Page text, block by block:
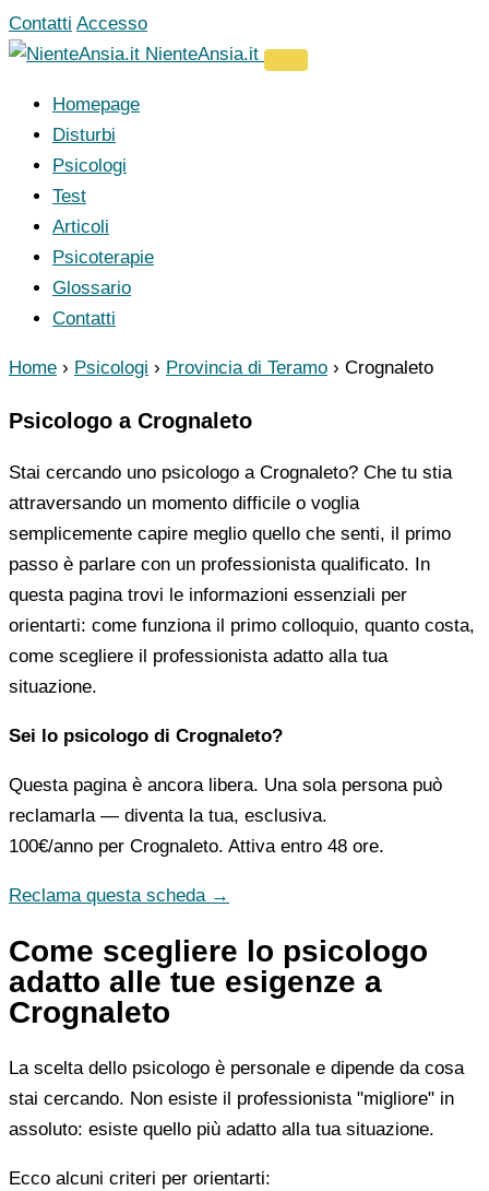
Vai
al
Contatti Accesso
NienteAnsia.it
Homepage
Disturbi
Psicologi
Test
Articoli
Psicoterapie
Glossario
Contatti
Home › Psicologi › Provincia di Teramo › Crognaleto
Psicologo a Crognaleto
Stai cercando uno psicologo a Crognaleto? Che tu stia
attraversando un momento difficile o voglia
semplicemente capire meglio quello che senti, il primo
passo è parlare con un professionista qualificato. In
questa pagina trovi le informazioni essenziali per
orientarti: come funziona il primo colloquio, quanto costa,
come scegliere il professionista adatto alla tua
situazione.
Sei lo psicologo di Crognaleto?
Questa pagina è ancora libera. Una sola persona può
reclamarla — diventa la tua, esclusiva.
100€/anno per Crognaleto. Attiva entro 48 ore.
Reclama questa scheda →
Come scegliere lo psicologo
adatto alle tue esigenze a
Crognaleto
La scelta dello psicologo è personale e dipende da cosa
stai cercando. Non esiste il professionista "migliore" in
assoluto: esiste quello più adatto alla tua situazione.
Ecco alcuni criteri per orientarti: